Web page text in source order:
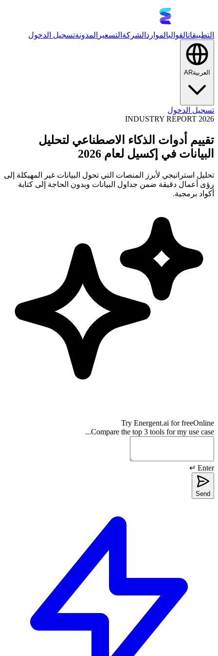
التطبيقاتالقوالبالموارد الشركة التسعير المدونةتسجيل الدخول
العربيةAR
تسجيل الدخول
INDUSTRY REPORT 2026
تقييم أدوات الذكاء الاصطناعي لتحليل
البيانات في إكسيل لعام 2026
تحليل استراتيجي لأبرز المنصات التي تحول البيانات غير المهيكلة إلى
رؤى أعمال دقيقة ضمن جداول البيانات وبدون الحاجة إلى كتابة
أكواد برمجية.
Try Energent.ai for freeOnline
Compare the top 3 tools for my use case...
Enter ↵
Send